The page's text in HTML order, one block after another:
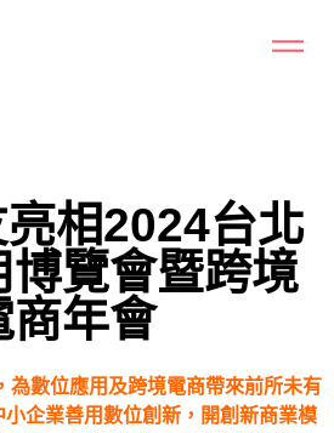
相2024台北
博覽會暨跨境
商年會
為數位應用及跨境電商帶來前所未有
小企業善用數位創新，開創新商業模